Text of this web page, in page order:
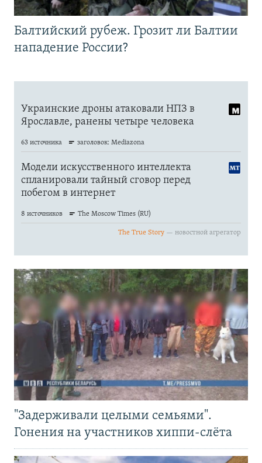
Балтийский рубеж. Грозит ли Балтии
нападение России?
"Задерживали целыми семьями".
Гонения на участников хиппи-слёта